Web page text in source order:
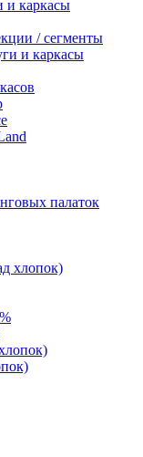
и каркасы
/ сегменты
и каркасы
палаток
хлопок)